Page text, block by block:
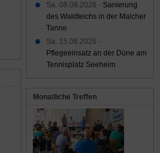
Sa. 08.08.2026 - Sanierung
des Waldteichs in der Malcher
Tanne
Sa. 15.08.2026 -
Pflegeeinsatz an der Düne am
Tennisplatz Seeheim
Monatliche Treffen